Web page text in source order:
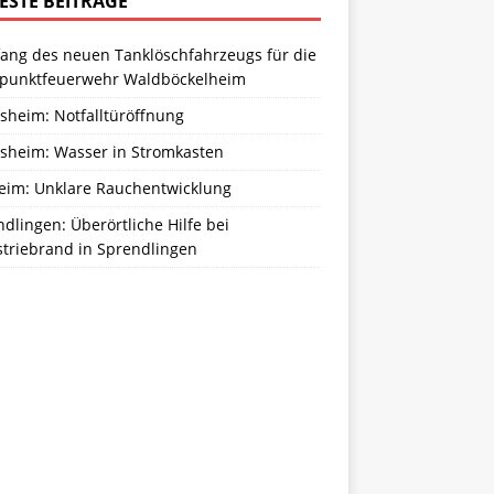
des neuen Tanklöschfahrzeugs für die
Waldböckelheim
Notfalltüröffnung
Wasser in Stromkasten
Unklare Rauchentwicklung
Überörtliche Hilfe bei
in Sprendlingen